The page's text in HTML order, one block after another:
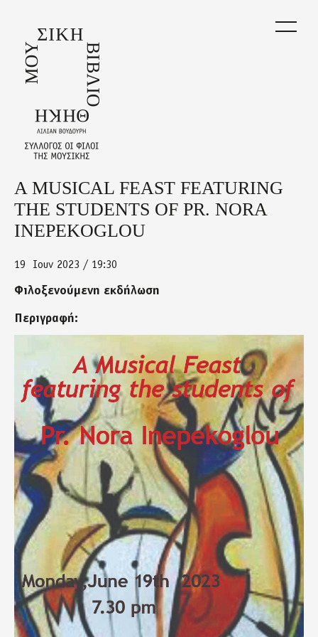
main
content
Back
to
top
A MUSICAL FEAST FEATURING
THE STUDENTS OF PR. NORA
INEPEKOGLOU
19 Ιουν 2023 / 19:30
Φιλοξενούμενη εκδήλωση
Περιγραφή:
nora.jpg